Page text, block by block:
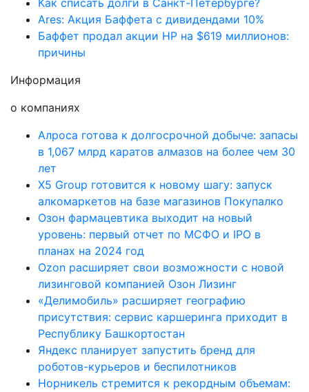
Как списать долги в Санкт-Петербурге?
Ares: Акция Баффета с дивидендами 10%
Баффет продал акции HP на $619 миллионов:
причины
Информация
о компаниях
Алроса готова к долгосрочной добыче: запасы
в 1,067 млрд каратов алмазов на более чем 30
лет
X5 Group готовится к новому шагу: запуск
алкомаркетов на базе магазинов Покупалко
Озон фармацевтика выходит на новый
уровень: первый отчет по МСФО и IPO в
планах на 2024 год
Ozon расширяет свои возможности с новой
лизинговой компанией Озон Лизинг
«Делимобиль» расширяет географию
присутствия: сервис каршеринга приходит в
Республику Башкортостан
Яндекс планирует запустить бренд для
роботов-курьеров и беспилотников
Норникель стремится к рекордным объемам: